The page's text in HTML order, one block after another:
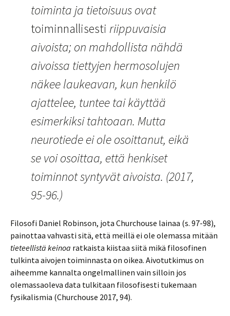
toiminta ja tietoisuus ovat
toiminnallisesti riippuvaisia ​​
aivoista; on mahdollista nähdä
aivoissa tiettyjen hermosolujen
näkee laukeavan, kun henkilö
ajattelee, tuntee tai käyttää
esimerkiksi tahtoaan. Mutta
neurotiede ei ole osoittanut, eikä
se voi osoittaa, että henkiset
toiminnot syntyvät aivoista. (2017,
95-96.)
Filosofi Daniel Robinson, jota Churchouse lainaa (s. 97-98),
painottaa vahvasti sitä, että meillä ei ole olemassa mitään
tieteellistä keinoa ratkaista kiistaa siitä mikä filosofinen
tulkinta aivojen toiminnasta on oikea. Aivotutkimus on
aiheemme kannalta ongelmallinen vain silloin jos
olemassaoleva data tulkitaan filosofisesti tukemaan
fysikalismia (Churchouse 2017, 94).